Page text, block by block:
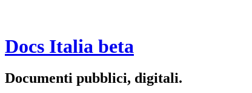
Docs Italia beta
Documenti pubblici, digitali.